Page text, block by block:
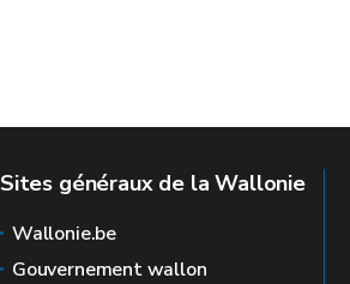
Sites généraux de la Wallonie
Wallonie.be
Gouvernement wallon